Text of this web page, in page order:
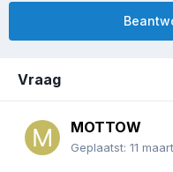
Vraag
MOTTOW
Geplaatst: 11